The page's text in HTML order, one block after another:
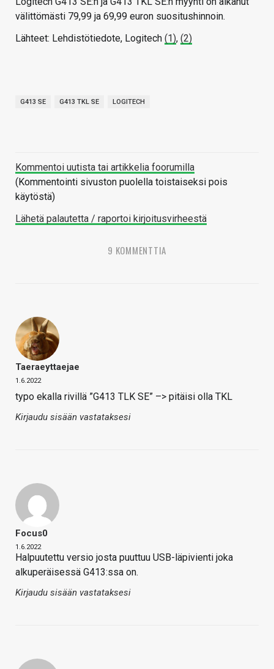
välittömästi 79,99 ja 69,99 euron suositushinnoin.
Lähteet: Lehdistötiedote, Logitech (1), (2)
G413 SE G413 TKL SE LOGITECH
Kommentoi uutista tai artikkelia foorumilla
(Kommentointi sivuston puolella toistaiseksi pois
käytöstä)
Lähetä palautetta / raportoi kirjoitusvirheestä
9 KOMMENTTIA
Taeraeyttaejae
1.6.2022
typo ekalla rivillä ”G413 TLK SE” –> pitäisi olla TKL
Kirjaudu sisään vastataksesi
Focus0
1.6.2022
Halpuutettu versio josta puuttuu USB-läpivienti joka
alkuperäisessä G413:ssa on.
Kirjaudu sisään vastataksesi